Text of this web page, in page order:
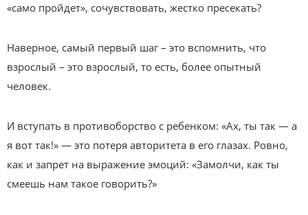
«само пройдет», сочувствовать, жестко пресекать?
Наверное, самый первый шаг – это вспомнить, что
взрослый – это взрослый, то есть, более опытный
человек.
И вступать в противоборство с ребенком: «Ах, ты так — а
я вот так!» — это потеря авторитета в его глазах. Ровно,
как и запрет на выражение эмоций: «Замолчи, как ты
смеешь нам такое говорить?»